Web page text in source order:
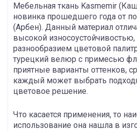
Мебельная ткань Kasmemir
новинка прошедшего года от
(Арбен). Данный материал
высокой
разнообразием цветовой
турецкий велюр с примесью
приятные варианты оттенков,
каждый может выбрать
цветовое решение.
Что касается применения, то
использование она нашла в